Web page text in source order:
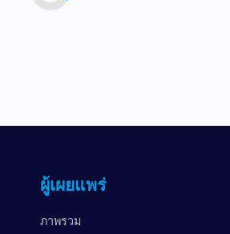
ผู้เผยแพร่
ภาพรวม